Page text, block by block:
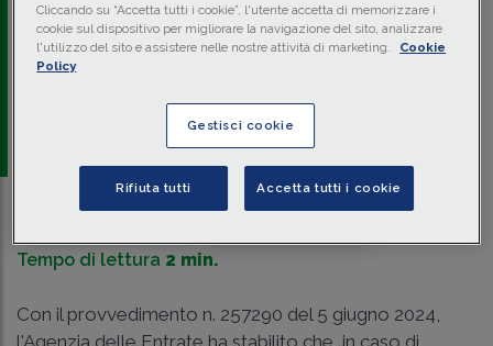
257290, ha stabilito che in caso diindebita cessione di
crediti d'imposta, se manca il domicilio fiscaledel
beneficiario, la competenza all'emanazione dell'atto di
recupero
redazione Memento
Tempo di lettura 2 min.
Con il provvedimento n. 257290 del 5 giugno 2024,
l'Agenzia delle Entrate ha stabilito che, in caso di
Cliccando su “Accetta tutti i cookie”, l'utente accetta di memorizzare i
cookie sul dispositivo per migliorare la navigazione del sito, analizzare
l'utilizzo del sito e assistere nelle nostre attività di marketing.
Cookie
Policy
Gestisci cookie
Rifiuta tutti Accetta tutti i cookie